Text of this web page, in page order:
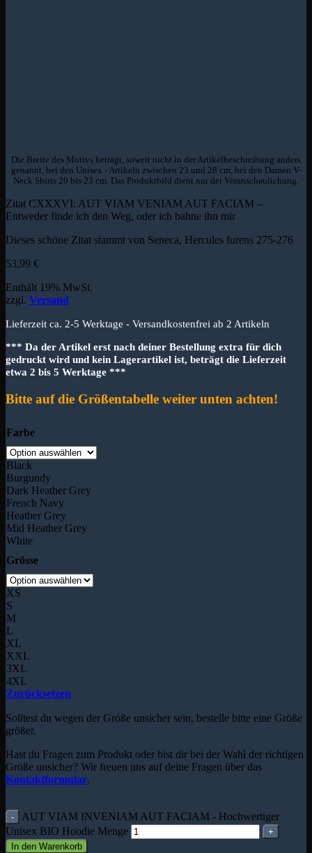
Die Breite des Motivs beträgt, soweit nicht in der Artikelbeschreibung anders
genannt, bei den Unisex - Artikeln zwischen 23 und 28 cm, bei den Damen V-
Neck Shirts 20 bis 23 cm. Das Produktbild dient nur der Veranschaulichung.
Zitat CXXXVI: AUT VIAM VENIAM AUT FACIAM –
Entweder finde ich den Weg, oder ich bahne ihn mir
Dieses schöne Zitat stammt von Seneca, Hercules furens 275-276
53,99 €
Enthält 19% MwSt.
zzgl. Versand
Lieferzeit ca. 2-5 Werktage - Versandkostenfrei ab 2 Artikeln
*** Da der Artikel erst nach deiner Bestellung extra für dich
gedruckt wird und kein Lagerartikel ist, beträgt die Lieferzeit
etwa 2 bis 5 Werktage ***
Bitte auf die Größentabelle weiter unten achten!
Farbe
Black
Burgundy
Dark Heather Grey
French Navy
Heather Grey
Mid Heather Grey
White
Grösse
XS
S
M
L
XL
XXL
3XL
4XL
Zurücksetzen
Solltest du wegen der Größe unsicher sein, bestelle bitte eine Größe
größer.
Hast du Fragen zum Produkt oder bist dir bei der Wahl der richtigen
Größe unsicher? Wir freuen uns auf deine Fragen über das
Kontaktformular.
AUT VIAM INVENIAM AUT FACIAM - Hochwertiger
Unisex BIO Hoodie Menge
In den Warenkorb